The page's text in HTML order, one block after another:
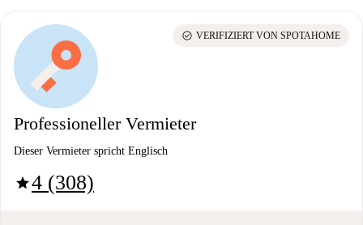
Professioneller Vermieter
Dieser Vermieter spricht Englisch
star4 (308)
check_circle VERIFIZIERT VON SPOTAHOME